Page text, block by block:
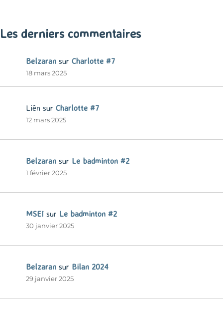
Les derniers commentaires
Belzaran sur Charlotte #7
18 mars 2025
Liên sur Charlotte #7
12 mars 2025
Belzaran sur Le badminton #2
1 février 2025
MSEI sur Le badminton #2
30 janvier 2025
Belzaran sur Bilan 2024
29 janvier 2025